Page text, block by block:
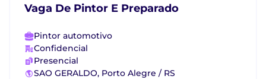
Vaga De Pintor E Preparado
Pintor automotivo
Confidencial
Presencial
SAO GERALDO, Porto Alegre / RS